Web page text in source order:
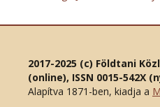
2017-2025 (c) Földtani
(online), ISSN 0015-542X
Alapítva 1871-ben, kiadja a